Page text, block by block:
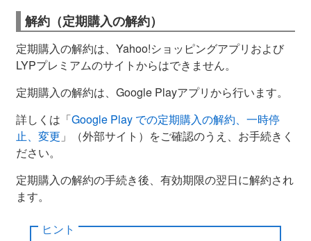
解約（定期購入の解約）
定期購入の解約は、Yahoo!ショッピングアプリおよび
LYPプレミアムのサイトからはできません。
定期購入の解約は、Google Playアプリから行います。
詳しくは「Google Play での定期購入の解約、一時停
止、変更 」（外部サイト）をご確認のうえ、お手続きく
ださい。
定期購入の解約の手続き後、有効期限の翌日に解約され
ます。
ヒント